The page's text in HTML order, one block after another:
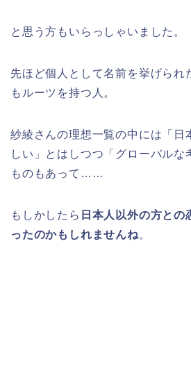
と思う方もいらっしゃいました。
先ほど個人として名前を挙げられ
もルーツを持つ人。
紗綾さんの理想一覧の中には「日
しい」とはしつつ「グローバルな
ものもあって……
もしかしたら 日本人以外の方と
ったのかもしれませんね。